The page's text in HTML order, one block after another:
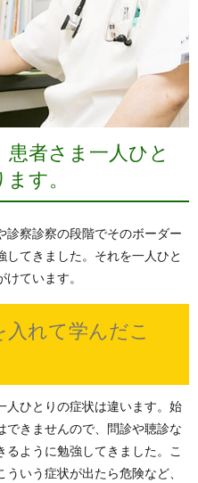
者さま一人ひと
す。
診察診察の段階でそのボーダー
てきました。それを一人ひと
ています。
れて学んだこ
人ひとりの症状は違います。始
できませんので、問診や聴診な
ように勉強してきました。こ
いう症状が出たら危険など、